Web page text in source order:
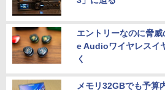
エントリーなのに脅
e Audioワイヤレスイ
く
メモリ32GBでも予算